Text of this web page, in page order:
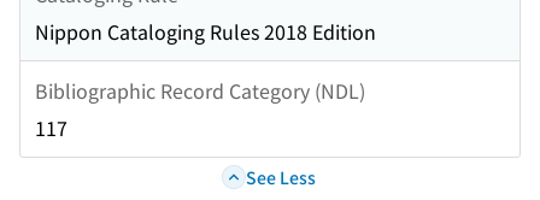
Nippon Cataloging Rules 2018 Edition
Bibliographic Record Category (NDL)
117
See Less